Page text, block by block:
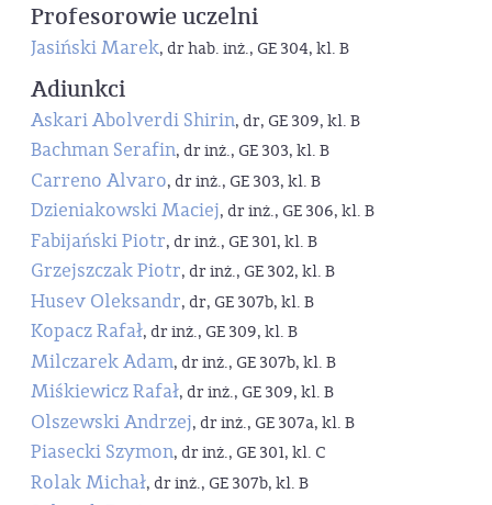
Profesorowie uczelni
Jasiński Marek, dr hab. inż., GE 304, kl. B
Adiunkci
Askari Abolverdi Shirin, dr, GE 309, kl. B
Bachman Serafin, dr inż., GE 303, kl. B
Carreno Alvaro, dr inż., GE 303, kl. B
Dzieniakowski Maciej, dr inż., GE 306, kl. B
Fabijański Piotr, dr inż., GE 301, kl. B
Grzejszczak Piotr, dr inż., GE 302, kl. B
Husev Oleksandr, dr, GE 307b, kl. B
Kopacz Rafał, dr inż., GE 309, kl. B
Milczarek Adam, dr inż., GE 307b, kl. B
Miśkiewicz Rafał, dr inż., GE 309, kl. B
Olszewski Andrzej, dr inż., GE 307a, kl. B
Piasecki Szymon, dr inż., GE 301, kl. C
Rolak Michał, dr inż., GE 307b, kl. B